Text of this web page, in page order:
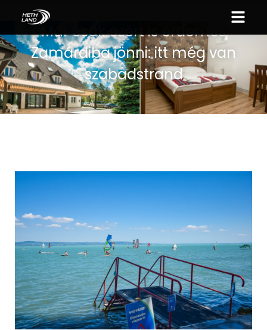
Már csak ezért is érdemes
Zamárdiba jönni: itt még van
szabadstrand